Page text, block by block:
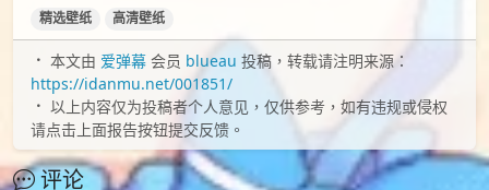
精选壁纸
高清壁纸
本文由 爱弹幕 会员 blueau 投稿，转载请注明来源：
https://idanmu.net/001851/
以上内容仅为投稿者个人意见，仅供参考，如有违规或侵权
请点击上面报告按钮提交反馈。
评论